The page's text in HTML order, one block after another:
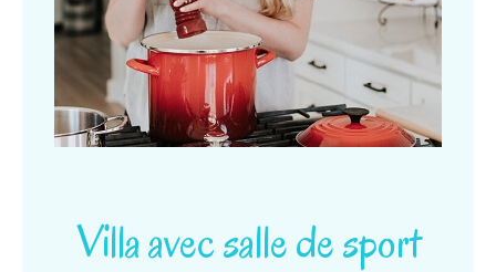
Villa avec salle de sport